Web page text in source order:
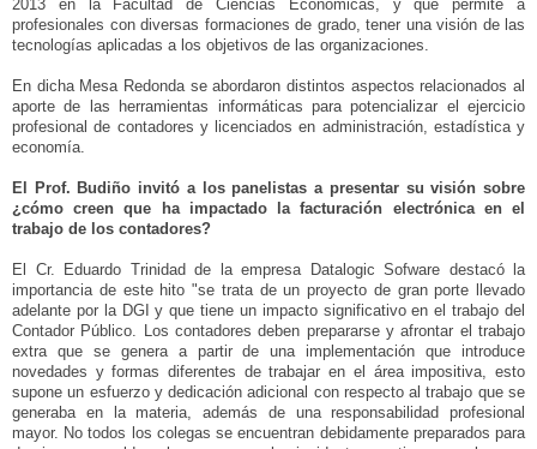
2013 en la Facultad de Ciencias Económicas, y que permite a
profesionales con diversas formaciones de grado, tener una visión de las
tecnologías aplicadas a los objetivos de las organizaciones.
En dicha Mesa Redonda se abordaron distintos aspectos relacionados al
aporte de las herramientas informáticas para potencializar el ejercicio
profesional de contadores y licenciados en administración, estadística y
economía.
El Prof. Budiño invitó a los panelistas a presentar su visión sobre
¿cómo creen que ha impactado la facturación electrónica en el
trabajo de los contadores?
El Cr. Eduardo Trinidad de la empresa Datalogic Sofware destacó la
importancia de este hito "se trata de un proyecto de gran porte llevado
adelante por la DGI y que tiene un impacto significativo en el trabajo del
Contador Público. Los contadores deben prepararse y afrontar el trabajo
extra que se genera a partir de una implementación que introduce
novedades y formas diferentes de trabajar en el área impositiva, esto
supone un esfuerzo y dedicación adicional con respecto al trabajo que se
generaba en la materia, además de una responsabilidad profesional
mayor. No todos los colegas se encuentran debidamente preparados para